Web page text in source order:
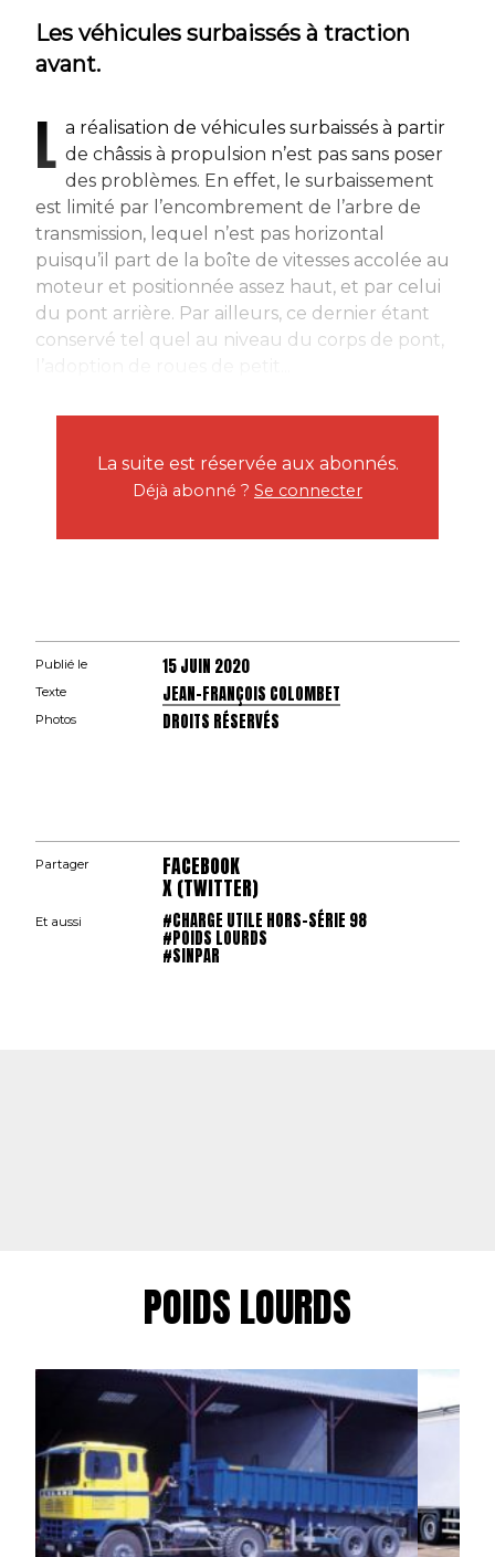
Les véhicules surbaissés à traction
avant.
L a réalisation de véhicules surbaissés à partir
de châssis à propulsion n’est pas sans poser
des problèmes. En effet, le surbaissement
est limité par l’encombrement de l’arbre de
transmission, lequel n’est pas horizontal
puisqu’il part de la boîte de vitesses accolée au
moteur et positionnée assez haut, et par celui
du pont arrière. Par ailleurs, ce dernier étant
conservé tel quel au niveau du corps de pont,
La suite est réservée aux abonnés.
Déjà abonné ? Se connecter
Publié le 15 JUIN 2020
Texte JEAN-FRANÇOIS COLOMBET
Photos DROITS RÉSERVÉS
Partager FACEBOOK
X (TWITTER)
Et aussi #CHARGE UTILE HORS-SÉRIE 98
#POIDS LOURDS
#SINPAR
POIDS LOURDS